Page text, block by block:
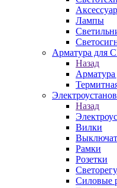
Лампы
Арматура для
Назад
Назад
Вилки
Рамки
Розетки
Силовые